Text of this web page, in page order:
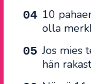
10
olla
Jos mies
hän